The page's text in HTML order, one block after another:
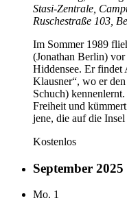
Stasi-Zentrale,
Ruschestraße 103,
Im Sommer 1989
(Jonathan Berlin) vor
Hiddensee. Er findet
Klausner“, wo er
Schuch)
Freiheit und
jene, die auf die
Kostenlos
September 2025
Mo. 1